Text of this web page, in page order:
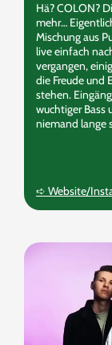
Hä? COLON?
mehr…
Mischung aus
live einfach
vergangen,
die Freude und
stehen.
wuchtiger Bass
niemand lange
➪ Website/